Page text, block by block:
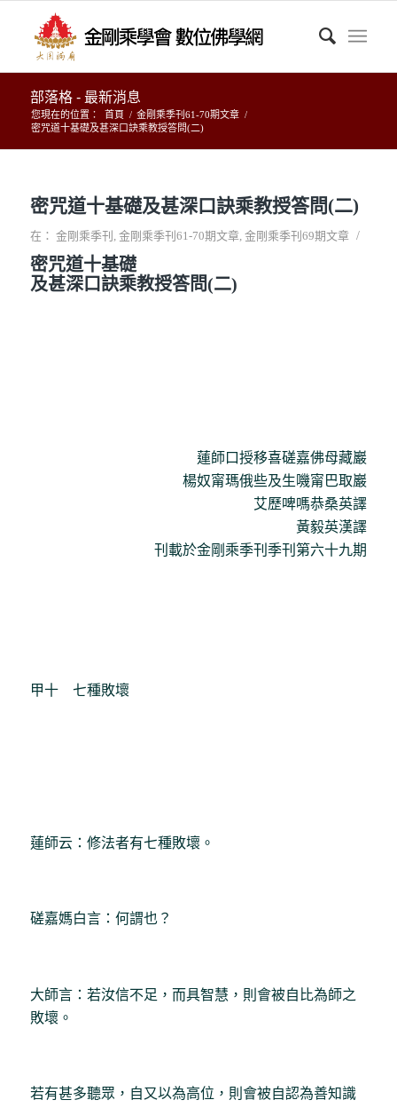
部落格 - 最新消息
您現在的位置： 首頁 / 金剛乘季刊61-70期文章 /
密咒道十基礎及甚深口訣乘教授答問(二)
密咒道十基礎及甚深口訣乘教授答問(二)
在： 金剛乘季刊 , 金剛乘季刊61-70期文章, 金剛乘季刊69期文章 /
密咒道十基礎
及甚深口訣乘教授答問(二)
蓮師口授移喜磋嘉佛母藏巖
楊奴甯瑪俄些及生嘰甯巴取巖
艾歷啤嗎恭桑英譯
黃毅英漢譯
刊載於金剛乘季刊季刊第六十九期
甲十 七種敗壞
蓮師云：修法者有七種敗壞。
磋嘉媽白言：何謂也？
大師言：若汝信不足，而具智慧，則會被自比為師之
敗壞。
若有甚多聽眾，自又以為高位，則會被自認為善知識